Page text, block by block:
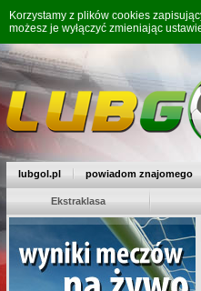
Korzystamy z plików cookies
możesz je wyłączyć zmieniając
lubgol.pl powiadom znajomego
Ekstraklasa